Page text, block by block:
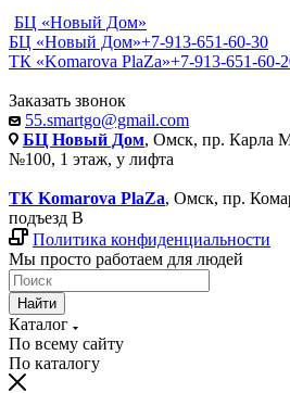
БЦ «Новый Дом»
БЦ «Новый Дом»+7-913-651-60-30
ТК «Komarova PlaZa»+7-913-651-60-
Заказать звонок
55.smartgo@gmail.com
БЦ Новый Дом, Омск, пр. Карла
№100, 1 этаж, у лифта
ТК Komarova PlaZa, Омск, пр.
подъезд В
Политика конфиденциальности
Мы просто работаем для людей
Найти
Каталог
По всему сайту
По каталогу